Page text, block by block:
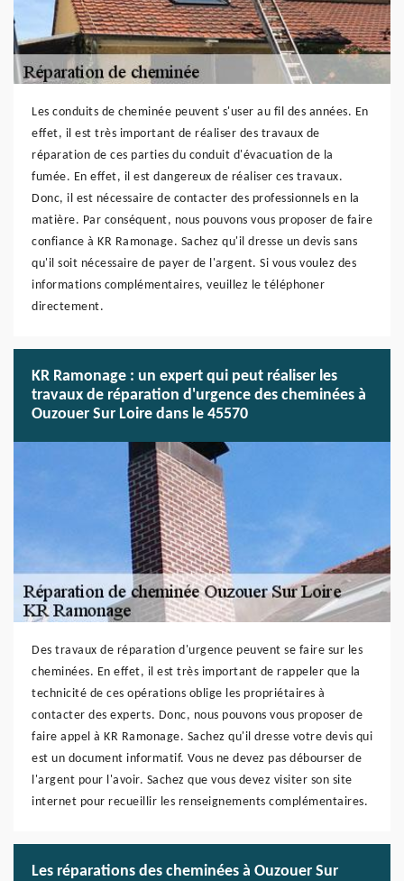
Les conduits de cheminée peuvent s'user au fil des années. En
effet, il est très important de réaliser des travaux de
réparation de ces parties du conduit d'évacuation de la
fumée. En effet, il est dangereux de réaliser ces travaux.
Donc, il est nécessaire de contacter des professionnels en la
matière. Par conséquent, nous pouvons vous proposer de faire
confiance à KR Ramonage. Sachez qu'il dresse un devis sans
qu'il soit nécessaire de payer de l'argent. Si vous voulez des
informations complémentaires, veuillez le téléphoner
directement.
KR Ramonage : un expert qui peut réaliser les
travaux de réparation d'urgence des cheminées à
Ouzouer Sur Loire dans le 45570
Des travaux de réparation d'urgence peuvent se faire sur les
cheminées. En effet, il est très important de rappeler que la
technicité de ces opérations oblige les propriétaires à
contacter des experts. Donc, nous pouvons vous proposer de
faire appel à KR Ramonage. Sachez qu'il dresse votre devis qui
est un document informatif. Vous ne devez pas débourser de
l'argent pour l'avoir. Sachez que vous devez visiter son site
internet pour recueillir les renseignements complémentaires.
Les réparations des cheminées à Ouzouer Sur